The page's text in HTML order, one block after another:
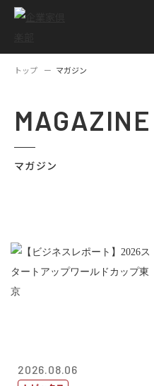
トップ マガジン
MAGAZINE
マガジン
2026.08.06